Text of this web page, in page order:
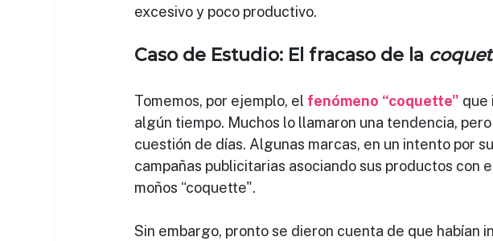
excesivo y poco productivo.
Caso de Estudio: El fracaso de la
Tomemos, por ejemplo, el fenómeno “coquette" que
algún tiempo. Muchos lo llamaron una tendencia,
cuestión de días. Algunas marcas, en un intento por
campañas publicitarias asociando sus productos con
moños “coquette".
Sin embargo, pronto se dieron cuenta de que habían